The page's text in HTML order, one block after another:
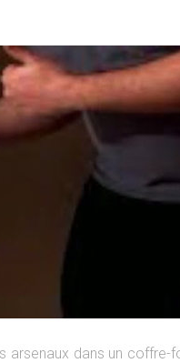
dans un